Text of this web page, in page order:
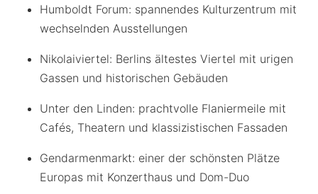
Humboldt Forum: spannendes Kulturzentrum mit
wechselnden Ausstellungen
Nikolaiviertel: Berlins ältestes Viertel mit urigen
Gassen und historischen Gebäuden
Unter den Linden: prachtvolle Flaniermeile mit
Cafés, Theatern und klassizistischen Fassaden
Gendarmenmarkt: einer der schönsten Plätze
Europas mit Konzerthaus und Dom-Duo